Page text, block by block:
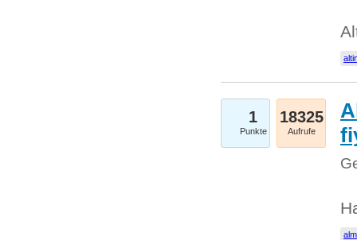
1
Punkte
18325
Aufrufe